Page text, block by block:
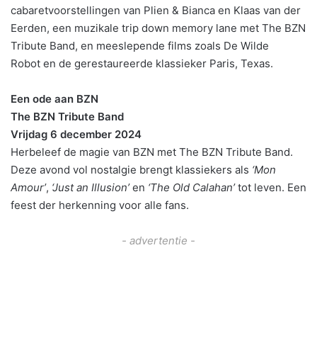
cabaretvoorstellingen van Plien & Bianca en Klaas van der
Eerden, een muzikale trip down memory lane met The BZN
Tribute Band, en meeslepende films zoals De Wilde
Robot en de gerestaureerde klassieker Paris, Texas.
Een ode aan BZN
The BZN Tribute Band
Vrijdag 6 december 2024
Herbeleef de magie van BZN met The BZN Tribute Band.
Deze avond vol nostalgie brengt klassiekers als ‘Mon
Amour’, ‘Just an Illusion’en ‘The Old Calahan’tot leven. Een
feest der herkenning voor alle fans.
- advertentie -